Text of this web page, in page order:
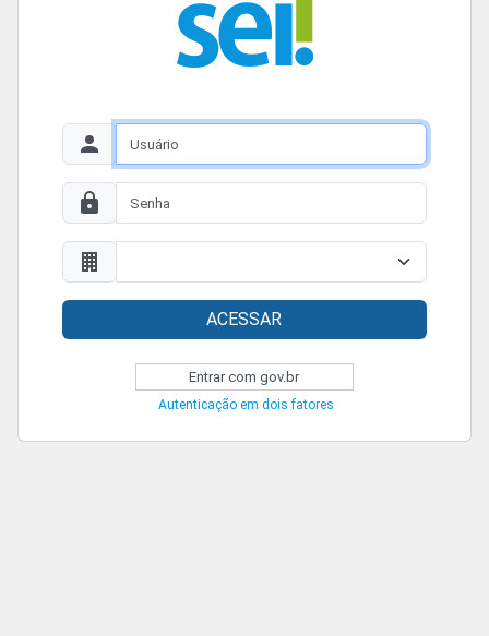
ACESSAR
Entrar com gov.br
Autenticação em dois fatores